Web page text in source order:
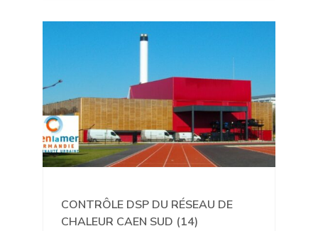
CONTRÔLE DSP DU RÉSEAU DE
CHALEUR CAEN SUD (14)